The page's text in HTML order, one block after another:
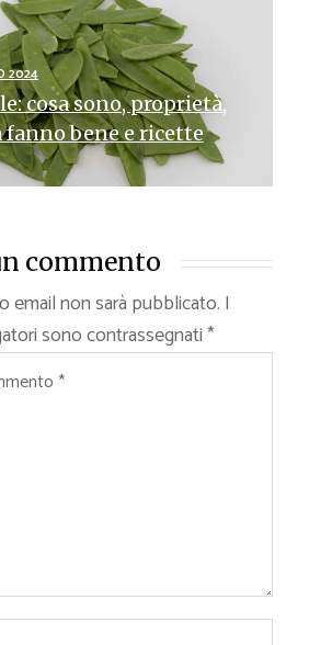
2024
cosa sono, proprietà,
fanno bene e ricette
commento
email non sarà pubblicato. I
sono contrassegnati*